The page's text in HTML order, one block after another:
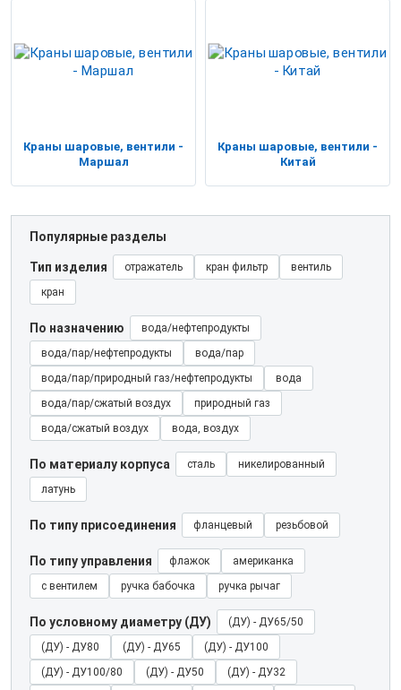
Краны шаровые, вентили -
Маршал
Краны шаровые, вентили -
Китай
Популярные разделы
Тип изделия отражатель кран фильтр
вентиль
кран
По назначению
вода/нефтепродукты
вода/пар/нефтепродукты
вода/пар
вода/пар/природный газ/нефтепродукты
вода
вода/пар/сжатый воздух
природный газ
вода/сжатый воздух
вода, воздух
По материалу корпуса сталь
никелированный
латунь
По типу присоединения фланцевый резьбовой
По типу управления флажок
американка
с вентилем
ручка бабочка ручка рычаг
По условному диаметру (ДУ)
(ДУ) - ДУ65/50
(ДУ) - ДУ80
(ДУ) - ДУ65
(ДУ) - ДУ100
(ДУ) - ДУ100/80
(ДУ) - ДУ50
(ДУ) - ДУ32